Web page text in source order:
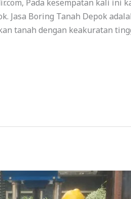
Pada kesempatan kali ini
Jasa Boring Tanah Depok
tanah dengan keakuratan